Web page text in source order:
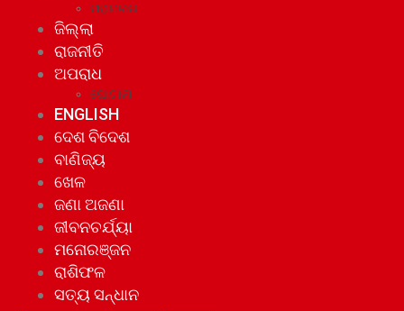
ମହାନଗର
ଜିଲ୍ଲା
ରାଜନୀତି
ଅପରାଧ
ଘୋଟାଲା
ENGLISH
ଦେଶ ବିଦେଶ
ବାଣିଜ୍ୟ
ଖେଳ
ଜଣା ଅଜଣା
ଜୀବନଚର୍ଯ୍ୟା
ମନୋରଞ୍ଜନ
ରାଶିଫଳ
ସତ୍ୟ ସନ୍ଧାନ